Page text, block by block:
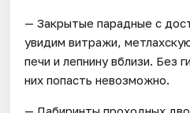
— Закрытые парадные с
увидим витражи,
печи и лепнину вблизи. Без
них попасть невозможно.